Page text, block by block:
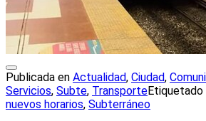
Publicada en Actualidad, Ciudad,
Servicios, Subte, TransporteEtiquetado
nuevos horarios, Subterráneo